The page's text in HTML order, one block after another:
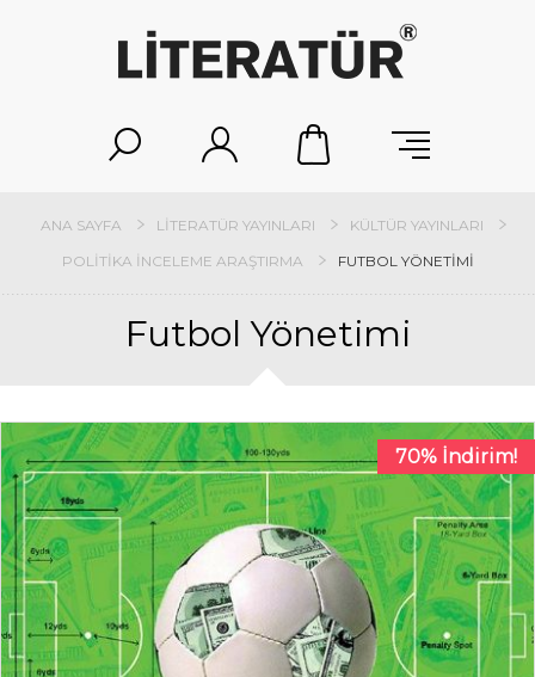
ANA SAYFA LITERATÜR YAYINLARI
KÜLTÜR YAYINLARI
POLITIKA İNCELEME ARAŞTIRMA
FUTBOL YÖNETIMI
Futbol Yönetimi
70% İndirim!